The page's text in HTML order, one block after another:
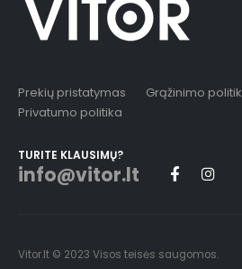
Prekių pristatymas
Grąžinimo
Privatumo politika
TURITE KLAUSIMŲ?
info@vitor.lt
Vitor.lt © 2023 Visos teisės saugomos.